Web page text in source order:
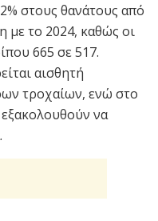
στους θανάτους από
με το 2024, καθώς οι
665 σε 517.
αισθητή
τροχαίων, ενώ στο
να